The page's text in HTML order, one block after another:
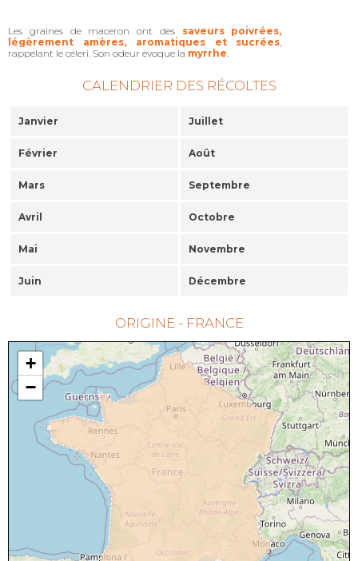
Les graines de maceron ont des saveurs poivrées,
légèrement amères, aromatiques et sucrées
rappelant le céleri. Son odeur évoque la myrrhe
CALENDRIER DES RÉCOLTES
Janvier Juillet
Février Août
Mars Septembre
Avril Octobre
Mai Novembre
Juin Décembre
ORIGINE - FRANCE
+
−